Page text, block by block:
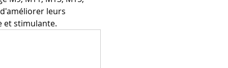
leurs
et stimulante.